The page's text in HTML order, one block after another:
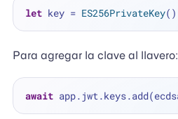
let key = ES256PrivateKey
Para agregar la clave al llavero:
await